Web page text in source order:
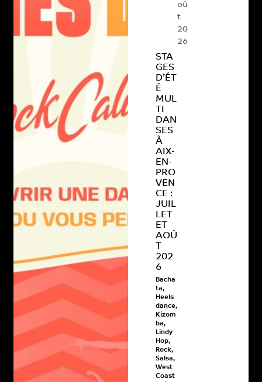
STA
GES
D’ÉT
É
MUL
TI
DAN
SES
À
AIX-
EN-
PRO
VEN
CE :
JUIL
LET
ET
AOÛ
T
202
6
Bacha
ta,
Heels
dance,
Kizom
ba,
Lindy
Hop,
Rock,
Salsa,
West
Coast
oû
t
20
26